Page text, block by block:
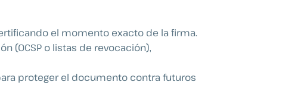
el momento exacto de la firma.
(OCSP o listas de revocación),
proteger el documento contra futuros